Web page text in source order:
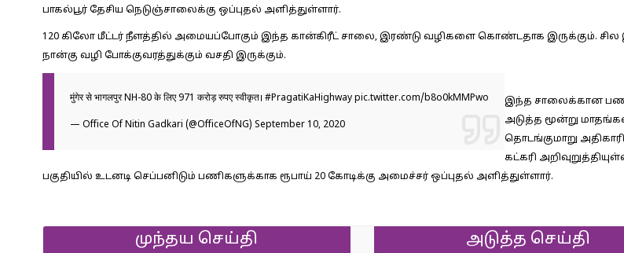
பாகல்பூர் தேசிய நெடுஞ்சாலைக்கு ஒப்புதல் அளித்துள்ளார்.
120 கிலோ மீட்டர் நீளத்தில் அமையப்போகும் இந்த கான்கிரீட் சாலை, இரண்டு வழிகளை கொண்டதாக இருக்கும்.
நான்கு வழி போக்குவரத்துக்கும் வசதி இருக்கும்.
मुंगेर से भागलपुर NH-80 के लिए 971 करोड़ रुपए स्वीकृत। #PragatiKaHighway pic.twitter.com/b8o0kMMPwo
— Office Of Nitin Gadkari (@OfficeOfNG) September 10, 2020
இந்த சாலைக்கான
அடுத்த மூன்று
தொடங்குமாறு
கட்கரி
பகுதியில் உடனடி செப்பனிடும் பணிகளுக்காக ரூபாய் 20 கோடிக்கு அமைச்சர் ஒப்புதல் அளித்துள்ளார்.
முந்தய செய்தி அடுத்த செய்தி